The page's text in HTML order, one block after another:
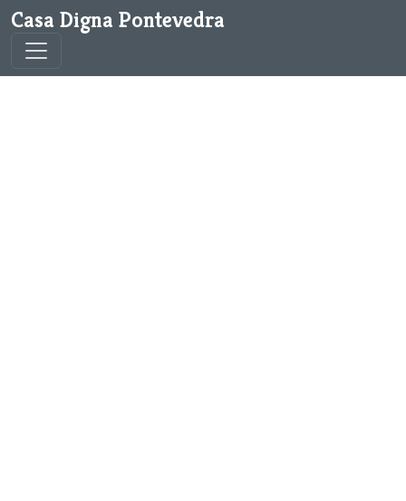
Casa Digna Pontevedra
Toggle navigation